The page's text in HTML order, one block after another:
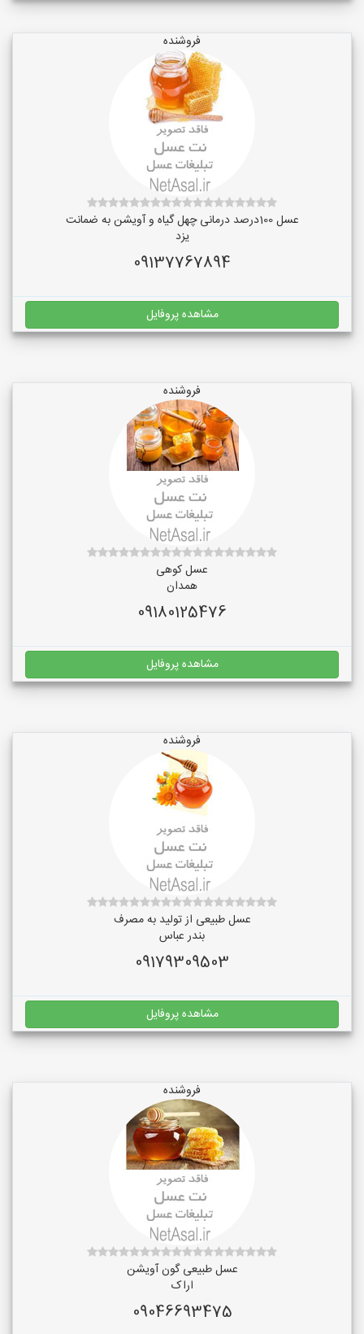
فروشنده
عسل 100درصد درمانی چهل گیاه و آویشن به ضمانت
یزد
09137767894
مشاهده پروفایل
فروشنده
عسل کوهی
همدان
09180125476
مشاهده پروفایل
فروشنده
عسل طبیعی از تولید به مصرف
بندر عباس
09179309503
مشاهده پروفایل
فروشنده
عسل طبیعی گون آویشن
اراک
09046693475